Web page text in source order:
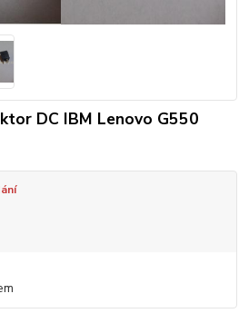
DC IBM Lenovo G550